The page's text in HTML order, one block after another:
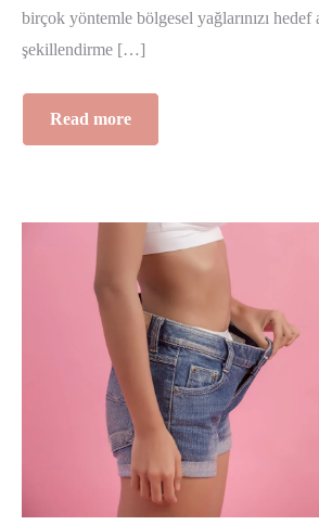
birçok yöntemle bölgesel yağlarınızı
şekillendirme […]
Read more